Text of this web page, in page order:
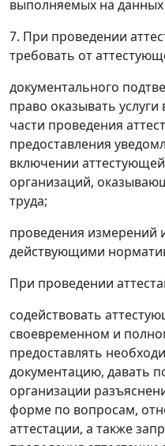
выполняемых на данных
7. При проведении
требовать от
документального
право оказывать
части проведения
предоставления
включении
организаций,
труда;
проведения измерений
действующими
При проведении
содействовать
своевременном и
предоставлять
документацию, давать
организации
форме по вопросам,
аттестации, а также